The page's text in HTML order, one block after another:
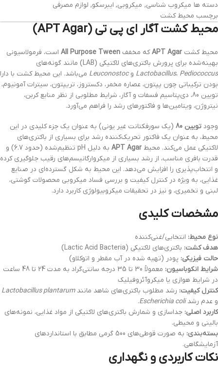
دسته ها میکروب شناسی, میکروبی, ایبرسکو, لوازم مصرفی
برچسب محیط کشت
محیط کشت آگار ای پی تی (APT Agar)
محیط کشت APT Agarکه مخفف All Purpose Tween است، فرمولاسیونی
بهینه‌شده برای پرورش باکتری‌های لاکتیکی (LAB) مانند گونه‌های
Lactobacillus، Pediococcus وLeuconostoc می‌باشد. این محیط کشت با دارا
بودن ترکیباتی چون پپتون، عصاره مخمر، دکستروز، تریپتون، سیترات آمونیوم،
تویین 80، دی‌پتاسیم فسفات و آگار، شرایط مطلوبی از نظر منابع کربن،
نیتروژن، ویتامین‌ها و فاکتورهای رشد را فراهم می‌آورد.
وجود تویین 80
(یک سورفکتانت غیر یونی) به عنوان یک جزء کلیدی در این
محیط، به عنوان یک فاکتور تحریک‌کننده رشد برای بسیاری از باکتری‌های
لاکتیکی عمل می‌کند. محیط APT Agar
به دلیل pH تنظیم‌شده (حدود 6.7) و
قدرت بافری مناسب، از رشد بسیاری از میکروارگانیسم‌های رقیب جلوگیری کرده
و انتخاب‌پذیری را افزایش می‌دهد. این محیط به شکل گسترده‌ای در صنایع
غذایی، به ویژه در کنترل کیفیت و بررسی فساد میکروبی محصولات گوشتی،
لبنی و تخمیری، و نیز در تحقیقات میکروبیولوژی کاربرد دارد.
مشخصات کلیدی
نوع محیط: انتخابی/غنی‌کننده
هدف کشت: باکتری‌های لاکتیکی (Lactic Acid Bacteria)
حالت فیزیکی: پودر (تهیه شده در آب مقطر و اتوکلاو)
شرایط انکوباسیون:
معمولاً 30 تا 35 درجه سانتی‌گراد به مدت 24 تا 48 ساعت
در شرایط هوازی یا میکروآئروفیلیک
کنترل کیفیت: رشد مطلوب باکتری‌های شاهد مانندLactobacillus plantarum
و عدم رشدEscherichia coli
.
کاربرد اصلی: جداسازی و شمارش باکتری‌های لاکتیکی از مواد غذایی، نمونه‌های
بالینی و محیطی.
بسته‌بندی:
به صورت قوطی‌های 500 گرمی مطابق با استانداردهای
آزمایشگاهی.
نکات کاربردی و نگهداری